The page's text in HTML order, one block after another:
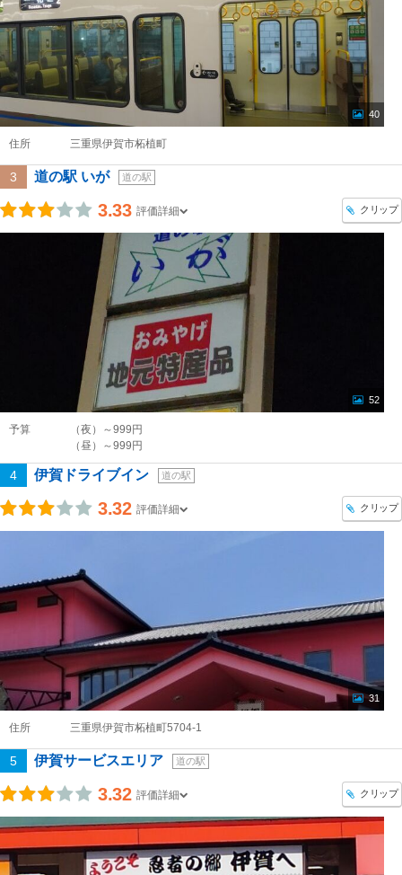
40
住所 三重県伊賀市柘植町
3 道の駅 いが 道の駅
3.33 評価詳細 クリップ
52
予算
（夜）～999円
（昼）～999円
4 伊賀ドライブイン 道の駅
3.32 評価詳細 クリップ
31
住所 三重県伊賀市柘植町5704-1
5 伊賀サービスエリア 道の駅
3.32 評価詳細 クリップ